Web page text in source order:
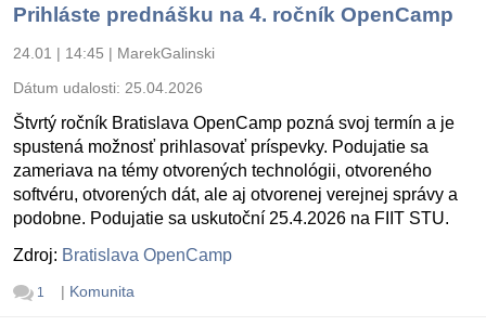
Prihláste prednášku na 4. ročník OpenCamp
24.01 | 14:45 | MarekGalinski
Dátum udalosti: 25.04.2026
Štvrtý ročník Bratislava OpenCamp pozná svoj termín a je
spustená možnosť prihlasovať príspevky. Podujatie sa
zameriava na témy otvorených technológii, otvoreného
softvéru, otvorených dát, ale aj otvorenej verejnej správy a
podobne. Podujatie sa uskutoční 25.4.2026 na FIIT STU.
Zdroj: Bratislava OpenCamp
1 | Komunita